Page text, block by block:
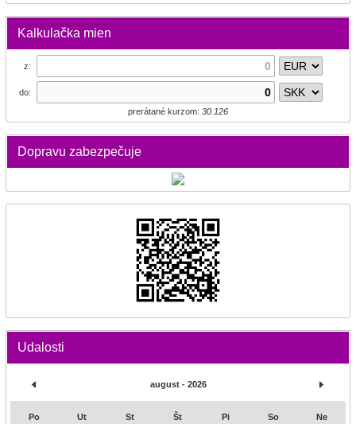
Kalkulačka mien
z:
do:
prerátané kurzom: 30.126
Dopravu zabezpečuje
Udalosti
august - 2026
Po Ut St Št Pi So Ne